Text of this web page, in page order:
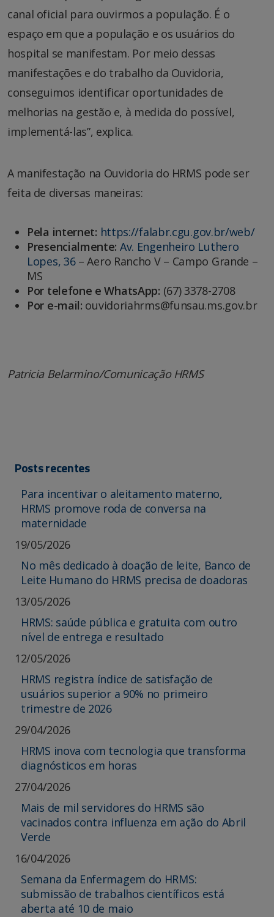
canal oficial para ouvirmos a população. É o
espaço em que a população e os usuários do
hospital se manifestam. Por meio dessas
manifestações e do trabalho da Ouvidoria,
conseguimos identificar oportunidades de
melhorias na gestão e, à medida do possível,
implementá-las”, explica.
A manifestação na Ouvidoria do HRMS pode ser
feita de diversas maneiras:
Pela internet: https://falabr.cgu.gov.br/web/
Presencialmente: Av. Engenheiro Luthero
Lopes, 36– Aero Rancho V – Campo Grande –
MS
Por telefone e WhatsApp: (67) 3378-2708
Por e-mail: ouvidoriahrms@funsau.ms.gov.br
Patricia Belarmino/Comunicação HRMS
Posts recentes
Para incentivar o aleitamento materno,
HRMS promove roda de conversa na
maternidade
19/05/2026
No mês dedicado à doação de leite, Banco de
Leite Humano do HRMS precisa de doadoras
13/05/2026
HRMS: saúde pública e gratuita com outro
nível de entrega e resultado
12/05/2026
HRMS registra índice de satisfação de
usuários superior a 90% no primeiro
trimestre de 2026
29/04/2026
HRMS inova com tecnologia que transforma
diagnósticos em horas
27/04/2026
Mais de mil servidores do HRMS são
vacinados contra influenza em ação do Abril
Verde
16/04/2026
Semana da Enfermagem do HRMS:
submissão de trabalhos científicos está
aberta até 10 de maio